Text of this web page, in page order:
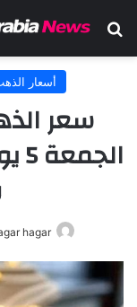
بحث عن
أسعار
سعر
hagar